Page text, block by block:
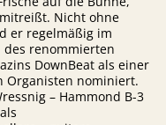
Nicht ohne
er regelmäßig im
des renommierten
DownBeat als einer
Organisten nominiert.
– Hammond B-3